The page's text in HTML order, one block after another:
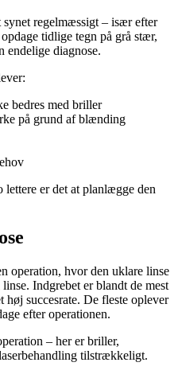
regelmæssigt – især efter
tidlige tegn på grå stær,
endelige diagnose.
bedres med briller
på grund af blænding
lettere er det at planlægge den
operation, hvor den uklare linse
Indgrebet er blandt de mest
succesrate. De fleste oplever
efter operationen.
– her er briller,
tilstrækkeligt.